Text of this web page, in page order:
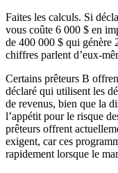
Faites les calculs. Si
vous coûte 6 000 $ en
de 400 000 $ qui génère
chiffres parlent d’eux-
Certains prêteurs B
déclaré qui utilisent les
de revenus, bien que la
l’appétit pour le risque
prêteurs offrent
exigent, car ces
rapidement lorsque le